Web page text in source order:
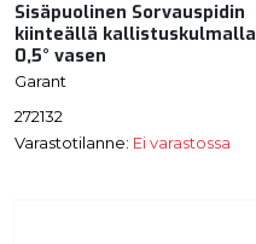
Sisäpuolinen Sorvauspidin
kiinteällä kallistuskulmalla
0,5° vasen
Garant
272132
Varastotilanne: Ei varastossa